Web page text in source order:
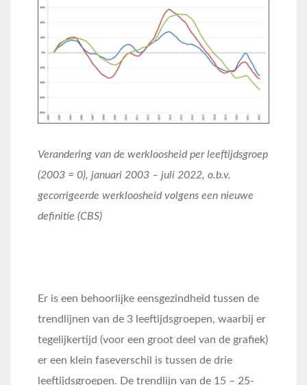
Verandering van de werkloosheid per leeftijdsgroep
(2003 = 0), januari 2003 – juli 2022, o.b.v.
gecorrigeerde werkloosheid volgens een nieuwe
definitie (CBS)
Er is een behoorlijke eensgezindheid tussen de
trendlijnen van de 3 leeftijdsgroepen, waarbij er
tegelijkertijd (voor een groot deel van de grafiek)
er een klein faseverschil is tussen de drie
leeftijdsgroepen. De trendlijn van de 15 – 25-